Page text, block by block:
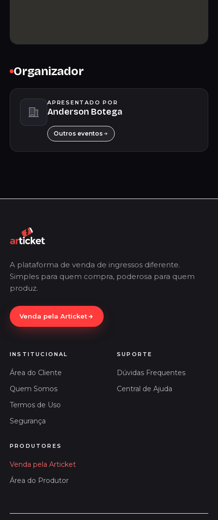
Organizador
APRESENTADO POR
Anderson Botega
Outros eventos
A plataforma de venda de ingressos diferente.
Simples para quem compra, poderosa para quem
produz.
Venda pela Articket
INSTITUCIONAL
Área do Cliente
Quem Somos
Termos de Uso
Segurança
SUPORTE
Dúvidas Frequentes
Central de Ajuda
PRODUTORES
Venda pela Articket
Área do Produtor